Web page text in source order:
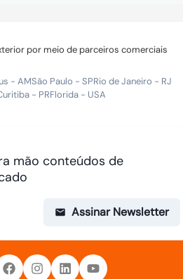
por meio de parceiros comerciais
- AMSão Paulo - SPRio de Janeiro - RJ
- PRFlorida - USA
mão conteúdos de
Assinar Newsletter